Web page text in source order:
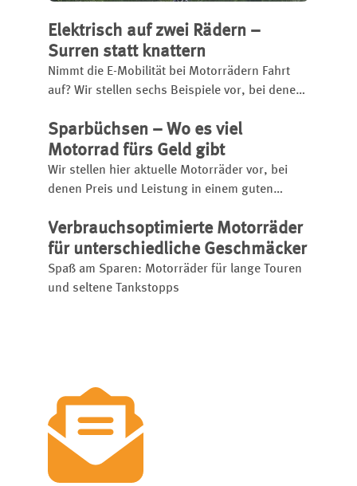
Hardegsen.
Elektrisch auf zwei Rädern –
Surren statt knattern
Nimmt die E-Mobilität bei Motorrädern Fahrt
auf? Wir stellen sechs Beispiele vor, bei denen
Sparbüchsen – Wo es viel
Motorrad fürs Geld gibt
Wir stellen hier aktuelle Motorräder vor, bei
denen Preis und Leistung in einem guten
Kosten beim Motorradfahren reduzieren
lassen.
Verbrauchsoptimierte Motorräder
für unterschiedliche Geschmäcker
Spaß am Sparen: Motorräder für lange Touren
und seltene Tankstopps